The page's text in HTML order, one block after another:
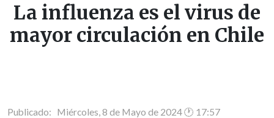
La influenza es el virus de
mayor circulación en Chile
Publicado: Miércoles, 8 de Mayo de 2024 🕐 17:57